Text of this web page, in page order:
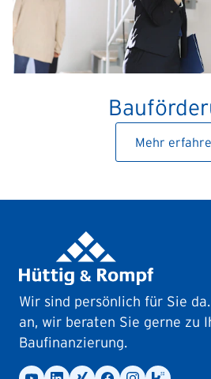
Mehr
Wir sind persönlich für Sie
an, wir beraten Sie gerne zu
Baufinanzierung.